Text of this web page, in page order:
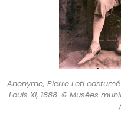
Anonyme, Pierre Loti
Louis XI, 1888. © Musées